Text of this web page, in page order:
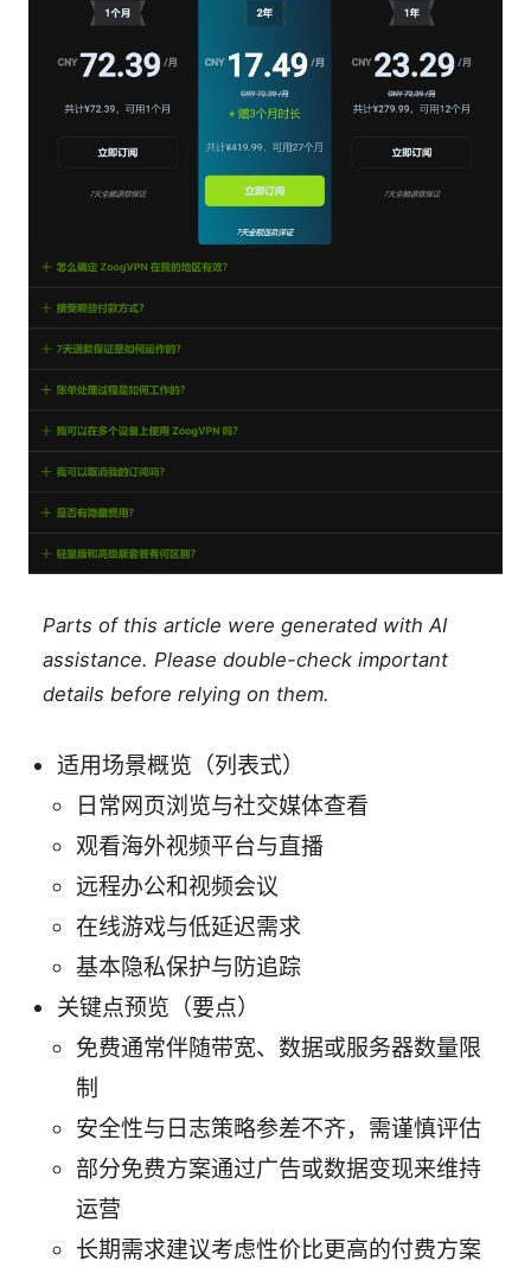
Parts of this article were generated with AI
assistance. Please double-check important
details before relying on them.
适用场景概览（列表式）
日常网页浏览与社交媒体查看
观看海外视频平台与直播
远程办公和视频会议
在线游戏与低延迟需求
基本隐私保护与防追踪
关键点预览（要点）
免费通常伴随带宽、数据或服务器数量限
制
安全性与日志策略参差不齐，需谨慎评估
部分免费方案通过广告或数据变现来维持
运营
长期需求建议考虑性价比更高的付费方案